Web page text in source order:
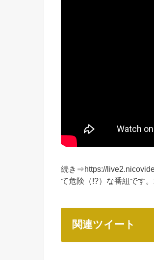
続き⇒https://
て危険（!?）な番組です
関連ツイート